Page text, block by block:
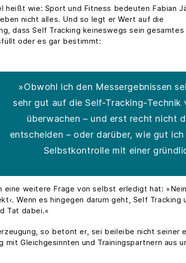
heißt wie: Sport und Fitness bedeuten Fabian
nicht alles. Und so legt er Wert auf die
dass Self Tracking keineswegs sein gesamtes
oder es gar bestimmt:
»Obwohl ich den Messergebnissen
sehr gut auf die Self-Tracking-Technik
überwachen – und erst recht nicht
entscheiden – oder darüber, wie gut
Selbstkontrolle mit einer
eine weitere Frage von selbst erledigt hat:
Wenn es hingegen darum geht, Self
Tat dabei.«
so betont er, sei beileibe nicht seiner
mit Gleichgesinnten und Trainingspartnern aus